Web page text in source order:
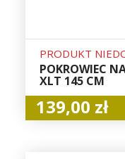
PRODUKT
POKROWIEC
XLT 145 CM
139,00 zł